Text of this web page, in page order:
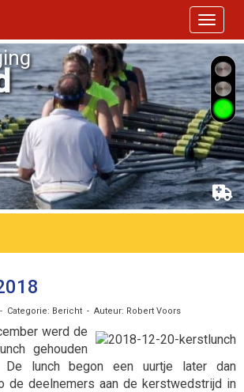
Toggle
- Categorie: Bericht - Auteur: Robert Voors
werd de
gehouden
lunch begon een uurtje later dan
de deelnemers aan de kerstwedstrijd in